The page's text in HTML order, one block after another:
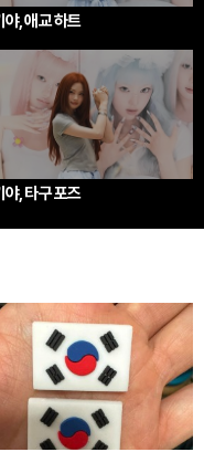
야, 애교 하트
야, 타구 포즈